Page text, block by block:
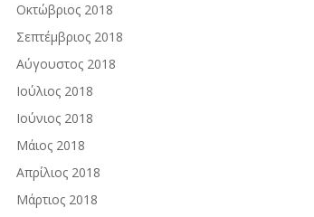
Οκτώβριος 2018
Σεπτέμβριος 2018
Αύγουστος 2018
Ιούλιος 2018
Ιούνιος 2018
Μάιος 2018
Απρίλιος 2018
Μάρτιος 2018